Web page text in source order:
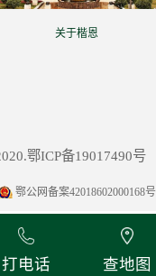
关于楷恩
鄂ICP备19017490号
鄂公网备案42018602000168号
打电话 查地图